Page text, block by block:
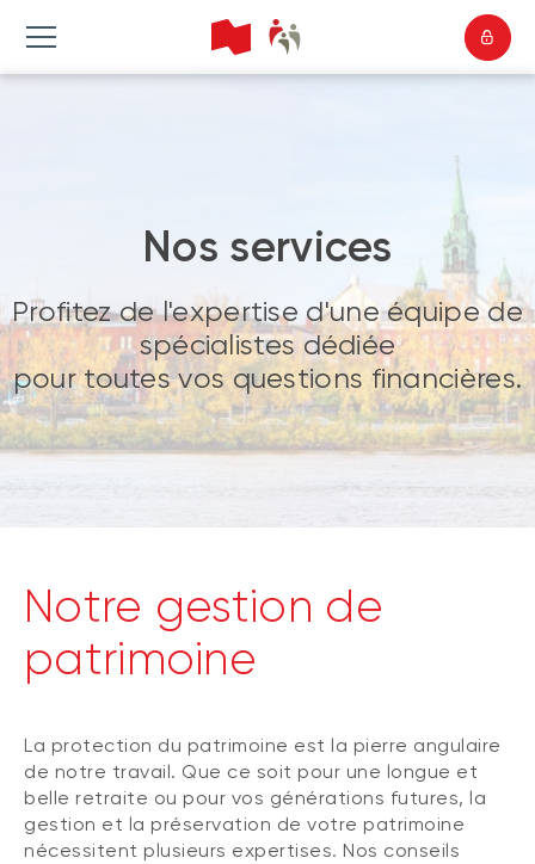
Nos services
Profitez de l'expertise d'une équipe de
spécialistes dédiée
pour toutes vos questions financières.
Notre gestion de
patrimoine
La protection du patrimoine est la pierre angulaire
de notre travail. Que ce soit pour une longue et
belle retraite ou pour vos générations futures, la
gestion et la préservation de votre patrimoine
nécessitent plusieurs expertises. Nos conseils